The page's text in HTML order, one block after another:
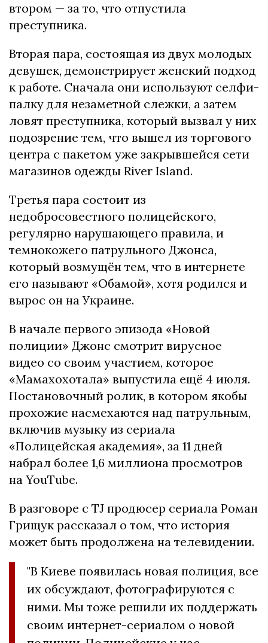
втором — за то, что отпустила
преступника.
Вторая пара, состоящая из двух молодых
девушек, демонстрирует женский подход
к работе. Сначала они используют селфи-
палку для незаметной слежки, а затем
ловят преступника, который вызвал у них
подозрение тем, что вышел из торгового
центра с пакетом уже закрывшейся сети
магазинов одежды River Island.
Третья пара состоит из
недобросовестного полицейского,
регулярно нарушающего правила, и
темнокожего патрульного Джонса,
который возмущён тем, что в интернете
его называют «Обамой», хотя родился и
вырос он на Украине.
В начале первого эпизода «Новой
полиции» Джонс смотрит вирусное
видео со своим участием, которое
«Мамахохотала» выпустила ещё 4 июля.
Постановочный ролик, в котором якобы
прохожие насмехаются над патрульным,
включив музыку из сериала
«Полицейская академия», за 11 дней
набрал более 1,6 миллиона просмотров
на YouTube.
В разговоре с TJ продюсер сериала Роман
Грищук рассказал о том, что история
может быть продолжена на телевидении.
"В Киеве появилась новая полиция, все
их обсуждают, фотографируются с
ними. Мы тоже решили их поддержать
своим интернет-сериалом о новой